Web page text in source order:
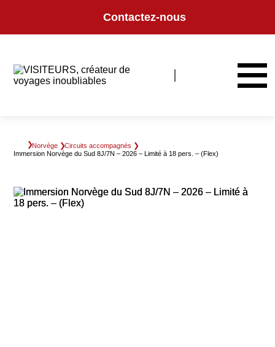
Contactez-nous
Norvège
Circuits accompagnés
Immersion Norvège du Sud 8J/7N – 2026 – Limité à 18 pers. – (Flex)